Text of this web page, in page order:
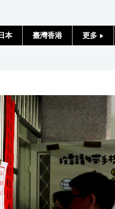
本 臺灣香港 更多
政治外交
社會
財經